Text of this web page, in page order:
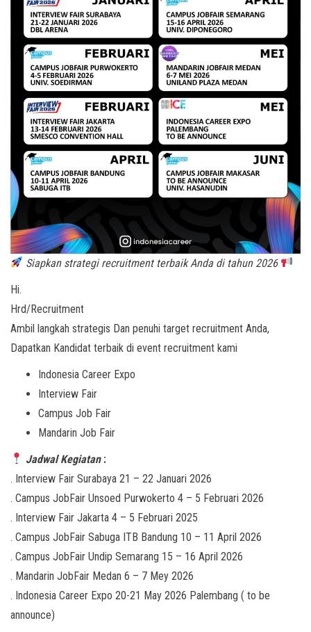
Siapkan strategi recruitment terbaik Anda di tahun 2026
Hi.
Hrd/Recruitment
Ambil langkah strategis Dan penuhi target recruitment Anda,
Dapatkan Kandidat terbaik di event recruitment kami
Indonesia Career Expo
Interview Fair
Campus Job Fair
Mandarin Job Fair
Jadwal Kegiatan:
. Interview Fair Surabaya 21 – 22 Januari 2026
. Campus JobFair Unsoed Purwokerto 4 – 5 Februari 2026
. Interview Fair Jakarta 4 – 5 Februari 2025
. Campus JobFair Sabuga ITB Bandung 10 – 11 April 2026
. Campus JobFair Undip Semarang 15 – 16 April 2026
. Mandarin JobFair Medan 6 – 7 Mey 2026
. Indonesia Career Expo 20-21 May 2026 Palembang ( to be
announce)